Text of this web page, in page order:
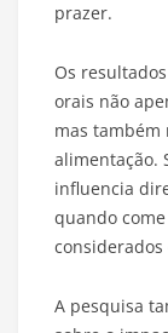
prazer.
Os
orais não
mas também
alimentação.
influencia
quando
A pesquisa